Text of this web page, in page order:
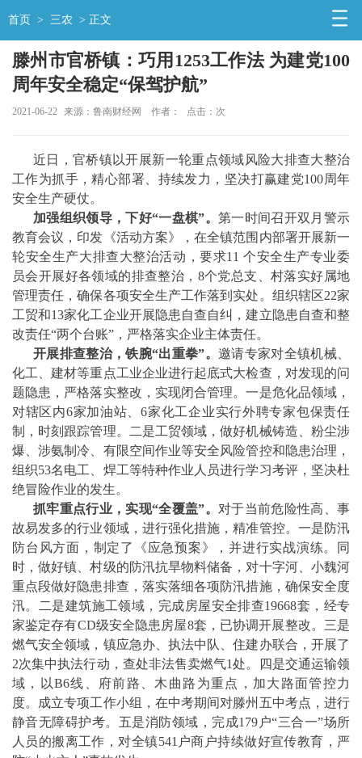
首页 > 三农 > 正文
滕州市官桥镇：巧用1253工作法 为建党100
周年安全稳定“保驾护航”
2021-06-22 来源：鲁南财经网 作者： 点击： 次
近日，官桥镇以开展新一轮重点领域风险大排查大整治
工作为抓手，精心部署、持续发力，坚决打赢建党100周年
安全生产硬仗。
加强组织领导，下好“一盘棋”。 第一时间召开双月警示
教育会议，印发《活动方案》，在全镇范围内部署开展新一
轮安全生产大排查大整治活动，要求11 个安全生产专业委
员会开展好各领域的排查整治，8个党总支、村落实好属地
管理责任，确保各项安全生产工作落到实处。组织辖区22家
工贸和13家化工企业开展隐患自查自纠，建立隐患自查和整
改责任“两个台账”，严格落实企业主体责任。
开展排查整治，铁腕“出重拳”。 邀请专家对全镇机械、
化工、建材等重点工业企业进行起底式大检查，对发现的问
题隐患，严格落实整改，实现闭合管理。一是危化品领域，
对辖区内6家加油站、6家化工企业实行外聘专家包保责任
制，时刻跟踪管理。二是工贸领域，做好机械铸造、粉尘涉
爆、涉氨制冷、有限空间作业等安全风险管控和隐患治理，
组织53名电工、焊工等特种作业人员进行学习考评，坚决杜
绝冒险作业的发生。
抓牢重点行业，实现“全覆盖”。 对于当前危险性高、事
故易发多的行业领域，进行强化措施，精准管控。一是防汛
防台风方面，制定了《应急预案》，并进行实战演练。同
时，做好镇、村级的防汛抗旱物料储备，对十字河、小魏河
重点段做好隐患排查，落实落细各项防汛措施，确保安全度
汛。二是建筑施工领域，完成房屋安全排查19668套，经专
家鉴定存有CD级安全隐患房屋8套，已协调开展整改。三是
燃气安全领域，镇应急办、执法中队、住建办联合，开展了
2次集中执法行动，查处非法售卖燃气1处。四是交通运输领
域，以B6线、府前路、木曲路为重点，加大路面管控力
度。成立专项工作小组，在中考期间对滕州五中考点，进行
静音无障碍护考。五是消防领域，完成179户“三合一”场所
人员的搬离工作，对全镇541户商户持续做好宣传教育，严